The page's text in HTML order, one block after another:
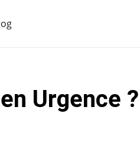
Urgence ?